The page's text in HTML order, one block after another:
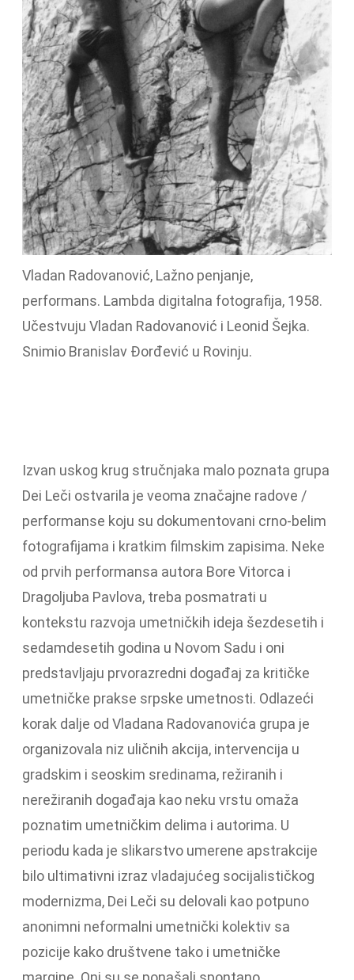
Vladan Radovanović, Lažno penjanje,
performans. Lambda digitalna fotografija, 1958.
Učestvuju Vladan Radovanović i Leonid Šejka.
Snimio Branislav Đorđević u Rovinju.
Izvan uskog krug stručnjaka malo poznata grupa
Dei Leči ostvarila je veoma značajne radove /
performanse koju su dokumentovani crno-belim
fotografijama i kratkim filmskim zapisima. Neke
od prvih performansa autora Bore Vitorca i
Dragoljuba Pavlova, treba posmatrati u
kontekstu razvoja umetničkih ideja šezdesetih i
sedamdesetih godina u Novom Sadu i oni
predstavljaju prvorazredni događaj za kritičke
umetničke prakse srpske umetnosti. Odlazeći
korak dalje od Vladana Radovanovića grupa je
organizovala niz uličnih akcija, intervencija u
gradskim i seoskim sredinama, režiranih i
nerežiranih događaja kao neku vrstu omaža
poznatim umetničkim delima i autorima. U
periodu kada je slikarstvo umerene apstrakcije
bilo ultimativni izraz vladajućeg socijalističkog
modernizma, Dei Leči su delovali kao potpuno
anonimni neformalni umetnički kolektiv sa
pozicije kako društvene tako i umetničke